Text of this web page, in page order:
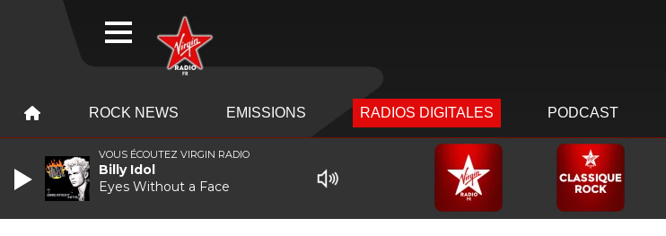
ROCK NEWS EMISSIONS RADIOS DIGITALES PODCAST
VOUS ÉCOUTEZ VIRGIN RADIO
Billy Idol
Eyes Without a Face
WEBRADIO